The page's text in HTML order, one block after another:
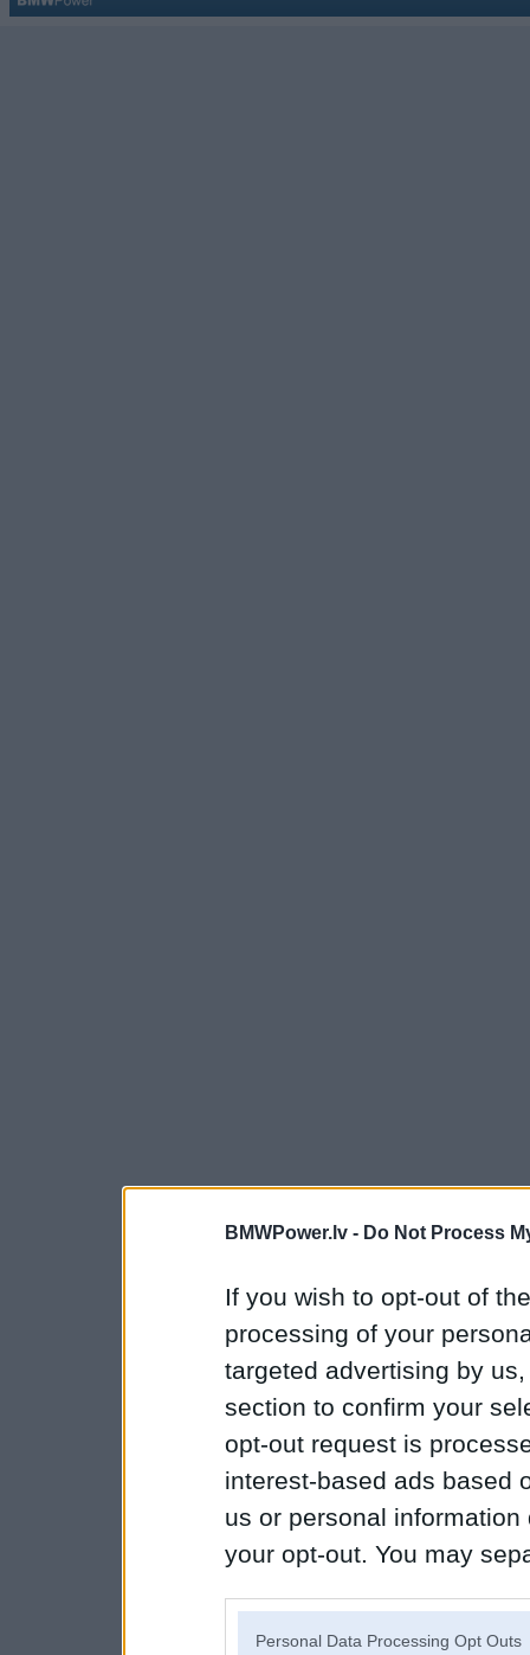
BMWPower.lv - Do Not Process
If you wish to opt-out of
processing of your
targeted advertising by
section to confirm your
opt-out request is
interest-based ads based
us or personal
your opt-out. You may
Personal Data Processing Opt Outs